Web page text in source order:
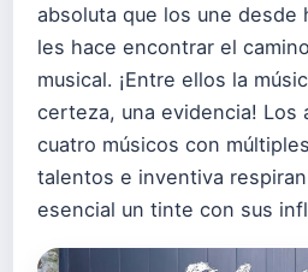
absoluta que los une desde
les hace encontrar el
musical. ¡Entre ellos la
certeza, una evidencia! Los
cuatro músicos con
talentos e inventiva
esencial un tinte con sus